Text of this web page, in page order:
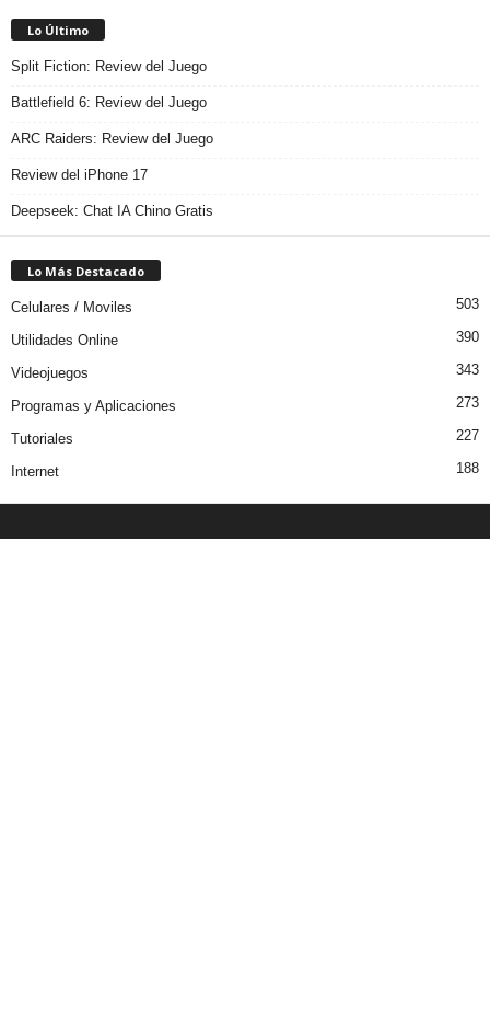
Lo Último
Split Fiction: Review del Juego
Battlefield 6: Review del Juego
ARC Raiders: Review del Juego
Review del iPhone 17
Deepseek: Chat IA Chino Gratis
Lo Más Destacado
Celulares / Moviles 503
Utilidades Online 390
Videojuegos 343
Programas y Aplicaciones 273
Tutoriales 227
Internet 188